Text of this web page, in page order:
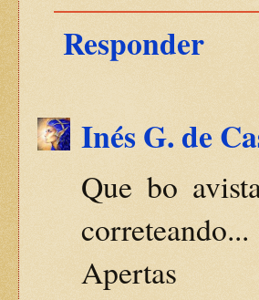
Responder
Inés G. de
Que bo
correteando...
Apertas